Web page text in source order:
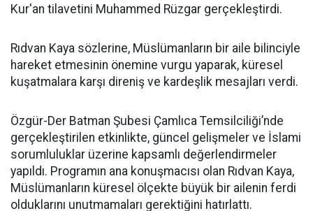
Kur'an tilavetini Muhammed Rüzgar gerçekleştirdi.
Rıdvan Kaya sözlerine, Müslümanların bir aile bilinciyle
hareket etmesinin önemine vurgu yaparak, küresel
kuşatmalara karşı direniş ve kardeşlik mesajları verdi.
Özgür-Der Batman Şubesi Çamlıca Temsilciliği’nde
gerçekleştirilen etkinlikte, güncel gelişmeler ve İslami
sorumluluklar üzerine kapsamlı değerlendirmeler
yapıldı. Programın ana konuşmacısı olan Rıdvan Kaya,
Müslümanların küresel ölçekte büyük bir ailenin ferdi
olduklarını unutmamaları gerektiğini hatırlattı.